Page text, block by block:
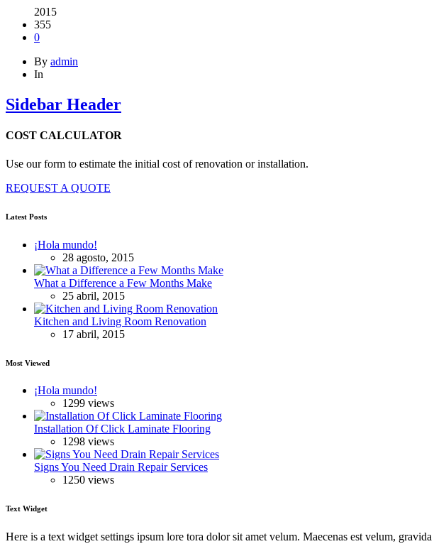
2015
355
0
By admin
In
Sidebar Header
COST CALCULATOR
Use our form to estimate the initial cost of renovation or installation.
REQUEST A QUOTE
Latest Posts
¡Hola mundo!
28 agosto, 2015
What a Difference a Few Months Make
25 abril, 2015
Kitchen and Living Room Renovation
17 abril, 2015
Most Viewed
¡Hola mundo!
1299 views
Installation Of Click Laminate Flooring
1298 views
Signs You Need Drain Repair Services
1250 views
Text Widget
Here is a text widget settings ipsum lore tora dolor sit amet velum. Maecenas est velum, gravida